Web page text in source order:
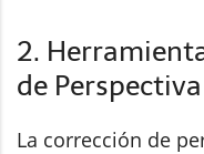
2.
de
La corrección de